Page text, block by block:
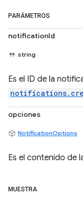
PARÁMETROS
notificationId
string
Es el ID de la
opciones
NotificationOptions
Es el contenido de
MUESTRA